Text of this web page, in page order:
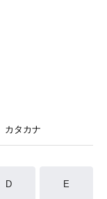
カタカナ
D E